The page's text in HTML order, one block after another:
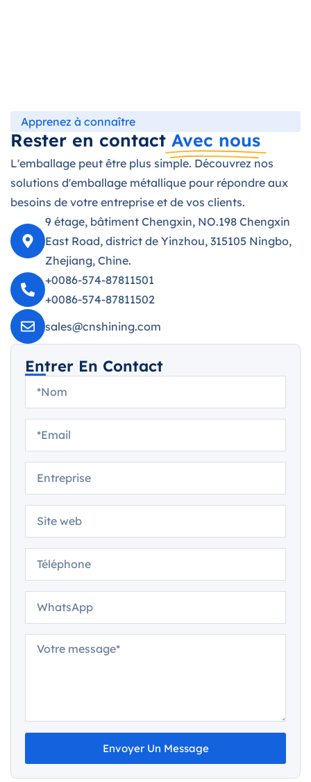
Apprenez à connaître
Rester en contact Avec nous
L'emballage peut être plus simple. Découvrez nos
solutions d'emballage métallique pour répondre aux
besoins de votre entreprise et de vos clients.
9 étage, bâtiment Chengxin, NO.198 Chengxin
East Road, district de Yinzhou, 315105 Ningbo,
Zhejiang, Chine.
+0086-574-87811501
+0086-574-87811502
sales@cnshining.com
Entrer En Contact
Envoyer Un Message